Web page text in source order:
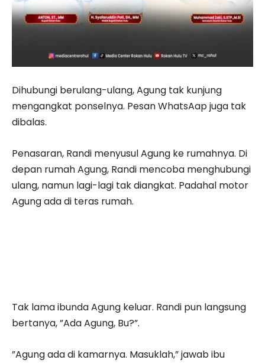
Dihubungi berulang-ulang, Agung tak kunjung
mengangkat ponselnya. Pesan WhatsAap juga tak
dibalas.
Penasaran, Randi menyusul Agung ke rumahnya. Di
depan rumah Agung, Randi mencoba menghubungi
ulang, namun lagi-lagi tak diangkat. Padahal motor
Agung ada di teras rumah.
Tak lama ibunda Agung keluar. Randi pun langsung
bertanya, ”Ada Agung, Bu?”.
”Agung ada di kamarnya. Masuklah,” jawab ibu